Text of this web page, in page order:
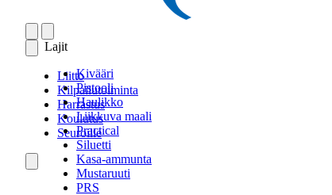
Lajit
Kivääri
Pistooli
Haulikko
Liikkuva maali
Practical
Siluetti
Kasa-ammunta
Mustaruuti
PRS
Liitto
Kilpailutoiminta
Harrastus
Koulutus
Seuroille